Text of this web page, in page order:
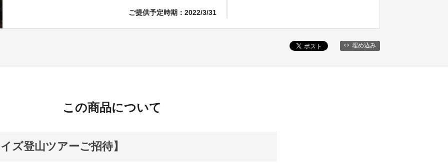
ご提供予定時期：2022/3/31
埋め込み
この商品について
ズ登山ツアーご招待】